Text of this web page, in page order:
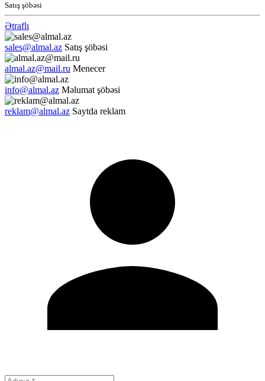
Satış şöbəsi
Ətraflı
sales@almal.az Satış şöbəsi
almal.az@mail.ru Menecer
info@almal.az Məlumat şöbəsi
reklam@almal.az Saytda reklam